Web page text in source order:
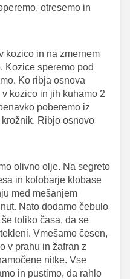
otresemo in
kozico in na zmernem
Kozice speremo pod
Ko ribja osnova
kozico in jih kuhamo 2
poberemo iz
Ribjo osnovo
olivno olje. Na segreto
in kolobarje klobase
med mešanjem
Nato dodamo čebulo
toliko časa, da se
Vmešamo česen,
v prahu in žafran z
nitke. Vse
in pustimo, da rahlo